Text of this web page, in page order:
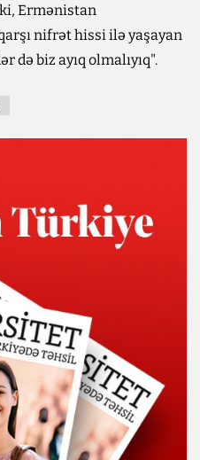
ki, Ermənistan
nifrət hissi ilə yaşayan
də biz ayıq olmalıyıq".